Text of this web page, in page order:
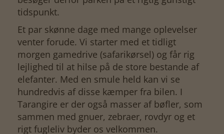
tidspunkt.
Et par skønne dage med mange oplevelser
venter forude. Vi starter med et tidligt
morgen gamedrive (safarikørsel) og får rig
lejlighed til at hilse på de store bestande af
elefanter. Med en smule held kan vi se
hundredvis af disse kæmper fra bilen. I
Tarangire er der også masser af bøfler, som
sammen med gnuer, zebraer, rovdyr og et
rigt fugleliv byder os velkommen.